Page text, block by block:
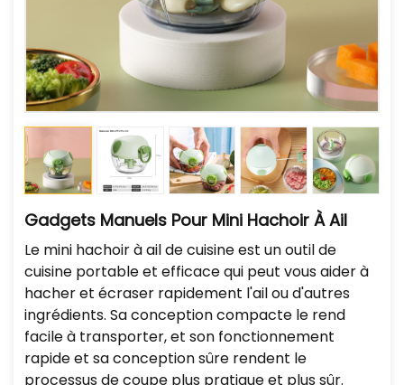
Gadgets Manuels Pour Mini Hachoir À Ail
Le mini hachoir à ail de cuisine est un outil de
cuisine portable et efficace qui peut vous aider à
hacher et écraser rapidement l'ail ou d'autres
ingrédients. Sa conception compacte le rend
facile à transporter, et son fonctionnement
rapide et sa conception sûre rendent le
processus de coupe plus pratique et plus sûr.